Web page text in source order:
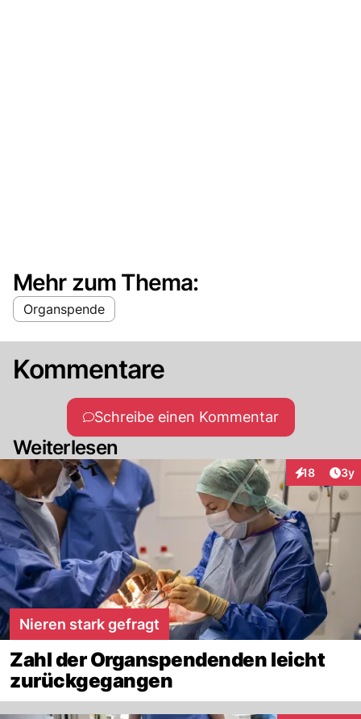
Mehr zum Thema:
Organspende
Kommentare
Schreibe einen Kommentar
Weiterlesen
18 3y
Nieren stark gefragt
Zahl der Organspendenden leicht
zurückgegangen